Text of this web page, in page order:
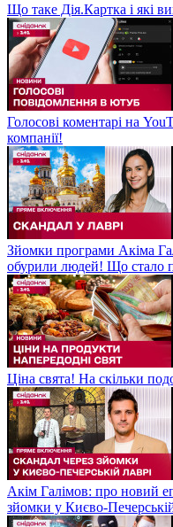
Що таке Дія.Картка і які
Голосові коментарі на
компанії!
Зйомки програми Акіма
обурили людей! Що стало
Ціна свята! На скільки
Акім Галімов: про новий
зйомки у Києво-